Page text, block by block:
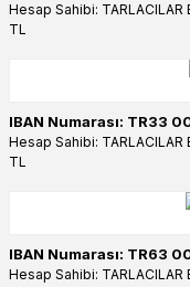
Hesap Sahibi: TARLACILAR
TL
IBAN Numarası: TR33
Hesap Sahibi: TARLACILAR
TL
IBAN Numarası: TR63
Hesap Sahibi: TARLACILAR